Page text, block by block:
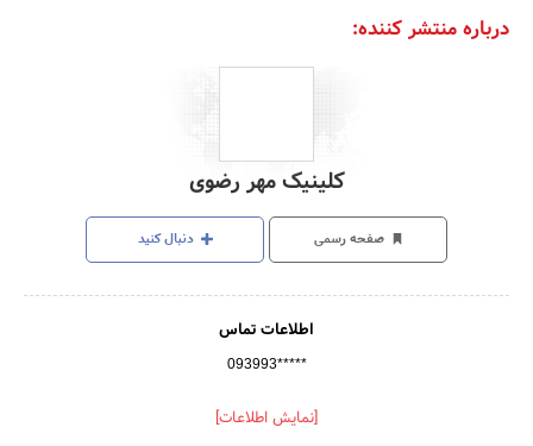
درباره منتشر کننده:
کلینیک مهر رضوی
صفحه رسمی دنبال کنید
اطلاعات تماس
093993*****
[نمایش اطلاعات]